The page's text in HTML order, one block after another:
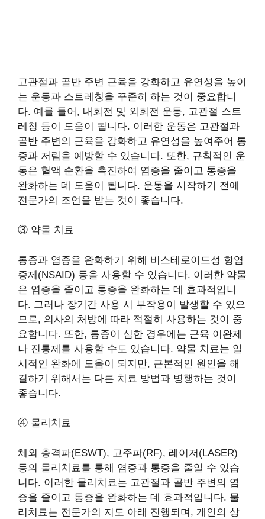
고관절과 골반 주변 근육을 강화하고 유연성을 높이
는 운동과 스트레칭을 꾸준히 하는 것이 중요합니
다. 예를 들어, 내회전 및 외회전 운동, 고관절 스트
레칭 등이 도움이 됩니다. 이러한 운동은 고관절과
골반 주변의 근육을 강화하고 유연성을 높여주어 통
증과 저림을 예방할 수 있습니다. 또한, 규칙적인 운
동은 혈액 순환을 촉진하여 염증을 줄이고 통증을
완화하는 데 도움이 됩니다. 운동을 시작하기 전에
전문가의 조언을 받는 것이 좋습니다.
③ 약물 치료
통증과 염증을 완화하기 위해 비스테로이드성 항염
증제(NSAID) 등을 사용할 수 있습니다. 이러한 약물
은 염증을 줄이고 통증을 완화하는 데 효과적입니
다. 그러나 장기간 사용 시 부작용이 발생할 수 있으
므로, 의사의 처방에 따라 적절히 사용하는 것이 중
요합니다. 또한, 통증이 심한 경우에는 근육 이완제
나 진통제를 사용할 수도 있습니다. 약물 치료는 일
시적인 완화에 도움이 되지만, 근본적인 원인을 해
결하기 위해서는 다른 치료 방법과 병행하는 것이
좋습니다.
④ 물리치료
체외 충격파(ESWT), 고주파(RF), 레이저(LASER)
등의 물리치료를 통해 염증과 통증을 줄일 수 있습
니다. 이러한 물리치료는 고관절과 골반 주변의 염
증을 줄이고 통증을 완화하는 데 효과적입니다. 물
리치료는 전문가의 지도 아래 진행되며, 개인의 상